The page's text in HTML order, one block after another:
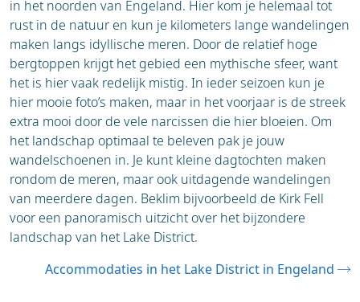
in het noorden van Engeland. Hier kom je helemaal tot
rust in de natuur en kun je kilometers lange wandelingen
maken langs idyllische meren. Door de relatief hoge
bergtoppen krijgt het gebied een mythische sfeer, want
het is hier vaak redelijk mistig. In ieder seizoen kun je
hier mooie foto’s maken, maar in het voorjaar is de streek
extra mooi door de vele narcissen die hier bloeien. Om
het landschap optimaal te beleven pak je jouw
wandelschoenen in. Je kunt kleine dagtochten maken
rondom de meren, maar ook uitdagende wandelingen
van meerdere dagen. Beklim bijvoorbeeld de Kirk Fell
voor een panoramisch uitzicht over het bijzondere
landschap van het Lake District.
Accommodaties in het Lake District in Engeland